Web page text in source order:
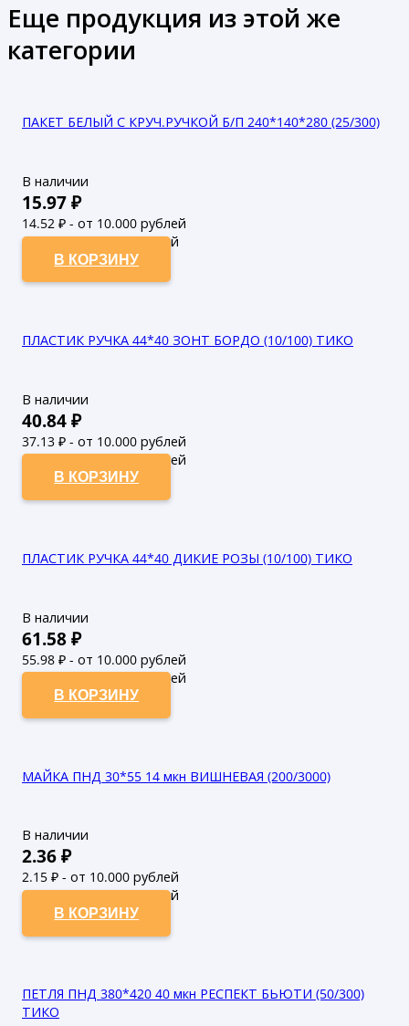
Еще продукция из этой же
категории
ПАКЕТ БЕЛЫЙ С КРУЧ.РУЧКОЙ Б/П 240*140*280 (25/300)
В наличии
15.97₽
14.52 ₽ - от 10.000 рублей
13.2₽ - от 50.000 рублей
В КОРЗИНУ
ПЛАСТИК РУЧКА 44*40 ЗОНТ БОРДО (10/100) ТИКО
В наличии
40.84₽
37.13 ₽ - от 10.000 рублей
33.75₽ - от 50.000 рублей
В КОРЗИНУ
ПЛАСТИК РУЧКА 44*40 ДИКИЕ РОЗЫ (10/100) ТИКО
В наличии
61.58₽
55.98 ₽ - от 10.000 рублей
50.89₽ - от 50.000 рублей
В КОРЗИНУ
МАЙКА ПНД 30*55 14 мкн ВИШНЕВАЯ (200/3000)
В наличии
2.36₽
2.15 ₽ - от 10.000 рублей
1.95₽ - от 50.000 рублей
В КОРЗИНУ
ПЕТЛЯ ПНД 380*420 40 мкн РЕСПЕКТ БЬЮТИ (50/300)
ТИКО